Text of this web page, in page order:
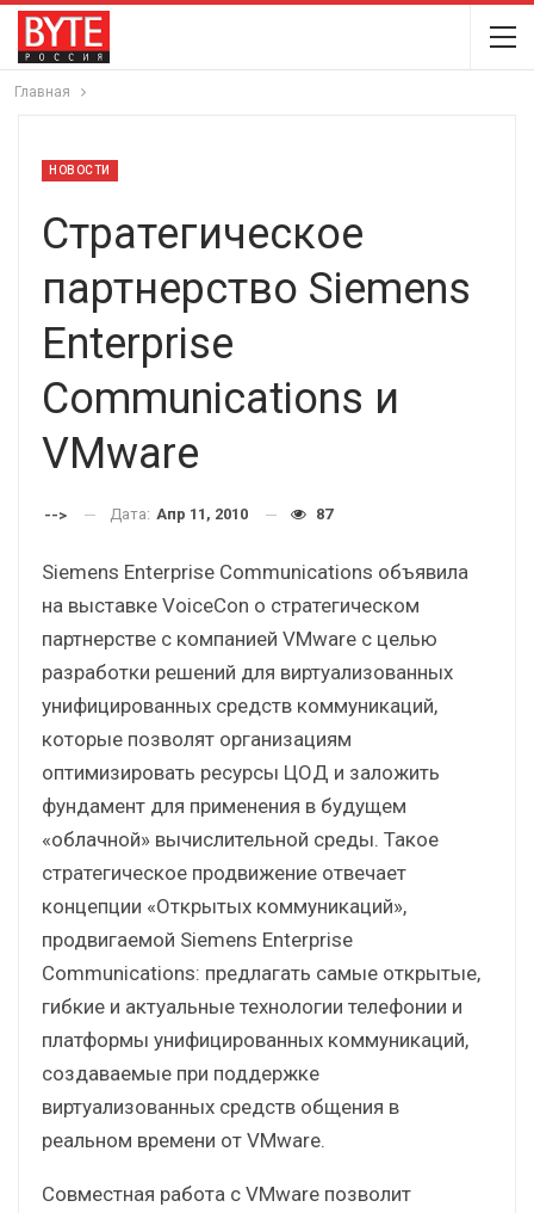
Главная
НОВОСТИ
Стратегическое
партнерство Siemens
Enterprise
Communications и
VMware
--> Дата: Апр 11, 2010 87
Siemens Enterprise Communications объявила
на выставке VoiceCon о стратегическом
партнерстве с компанией VMware с целью
разработки решений для виртуализованных
унифицированных средств коммуникаций,
которые позволят организациям
оптимизировать ресурсы ЦОД и заложить
фундамент для применения в будущем
«облачной» вычислительной среды. Такое
стратегическое продвижение отвечает
концепции «Открытых коммуникаций»,
продвигаемой Siemens Enterprise
Communications: предлагать самые открытые,
гибкие и актуальные технологии телефонии и
платформы унифицированных коммуникаций,
создаваемые при поддержке
виртуализованных средств общения в
реальном времени от VMware.
Совместная работа с VMware позволит